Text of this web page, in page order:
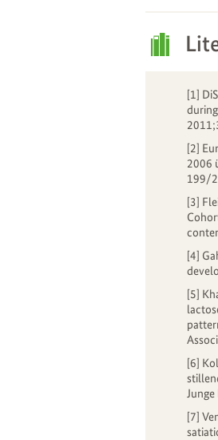
[1]
[2]
2006
199/
[3]
[4]
[5]
[6]
[7]